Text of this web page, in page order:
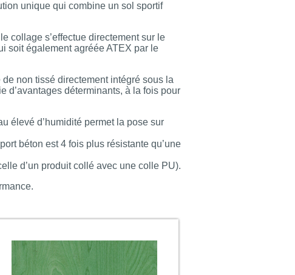
unique qui combine un sol sportif
collage s’effectue directement sur le
soit également agréée ATEX par le
non tissé directement intégré sous la
déterminants, à la fois pour
élevé d’humidité permet la pose sur
béton est 4 fois plus résistante qu’une
d’un produit collé avec une colle PU).